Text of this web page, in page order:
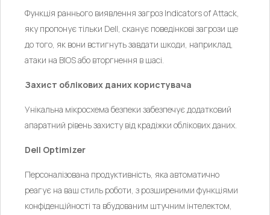
Функція раннього виявлення загроз Indicators of Attack,
яку пропонує тільки Dell, сканує поведінкові загрози ще
до того, як вони встигнуть завдати шкоди, наприклад,
атаки на BIOS або вторгнення в шасі.
Захист облікових даних користувача
Унікальна мікросхема безпеки забезпечує додатковий
апаратний рівень захисту від крадіжки облікових даних.
Dell Optimizer
Персоналізована продуктивність, яка автоматично
реагує на ваш стиль роботи, з розширеними функціями
конфіденційності та вбудованим штучним інтелектом,